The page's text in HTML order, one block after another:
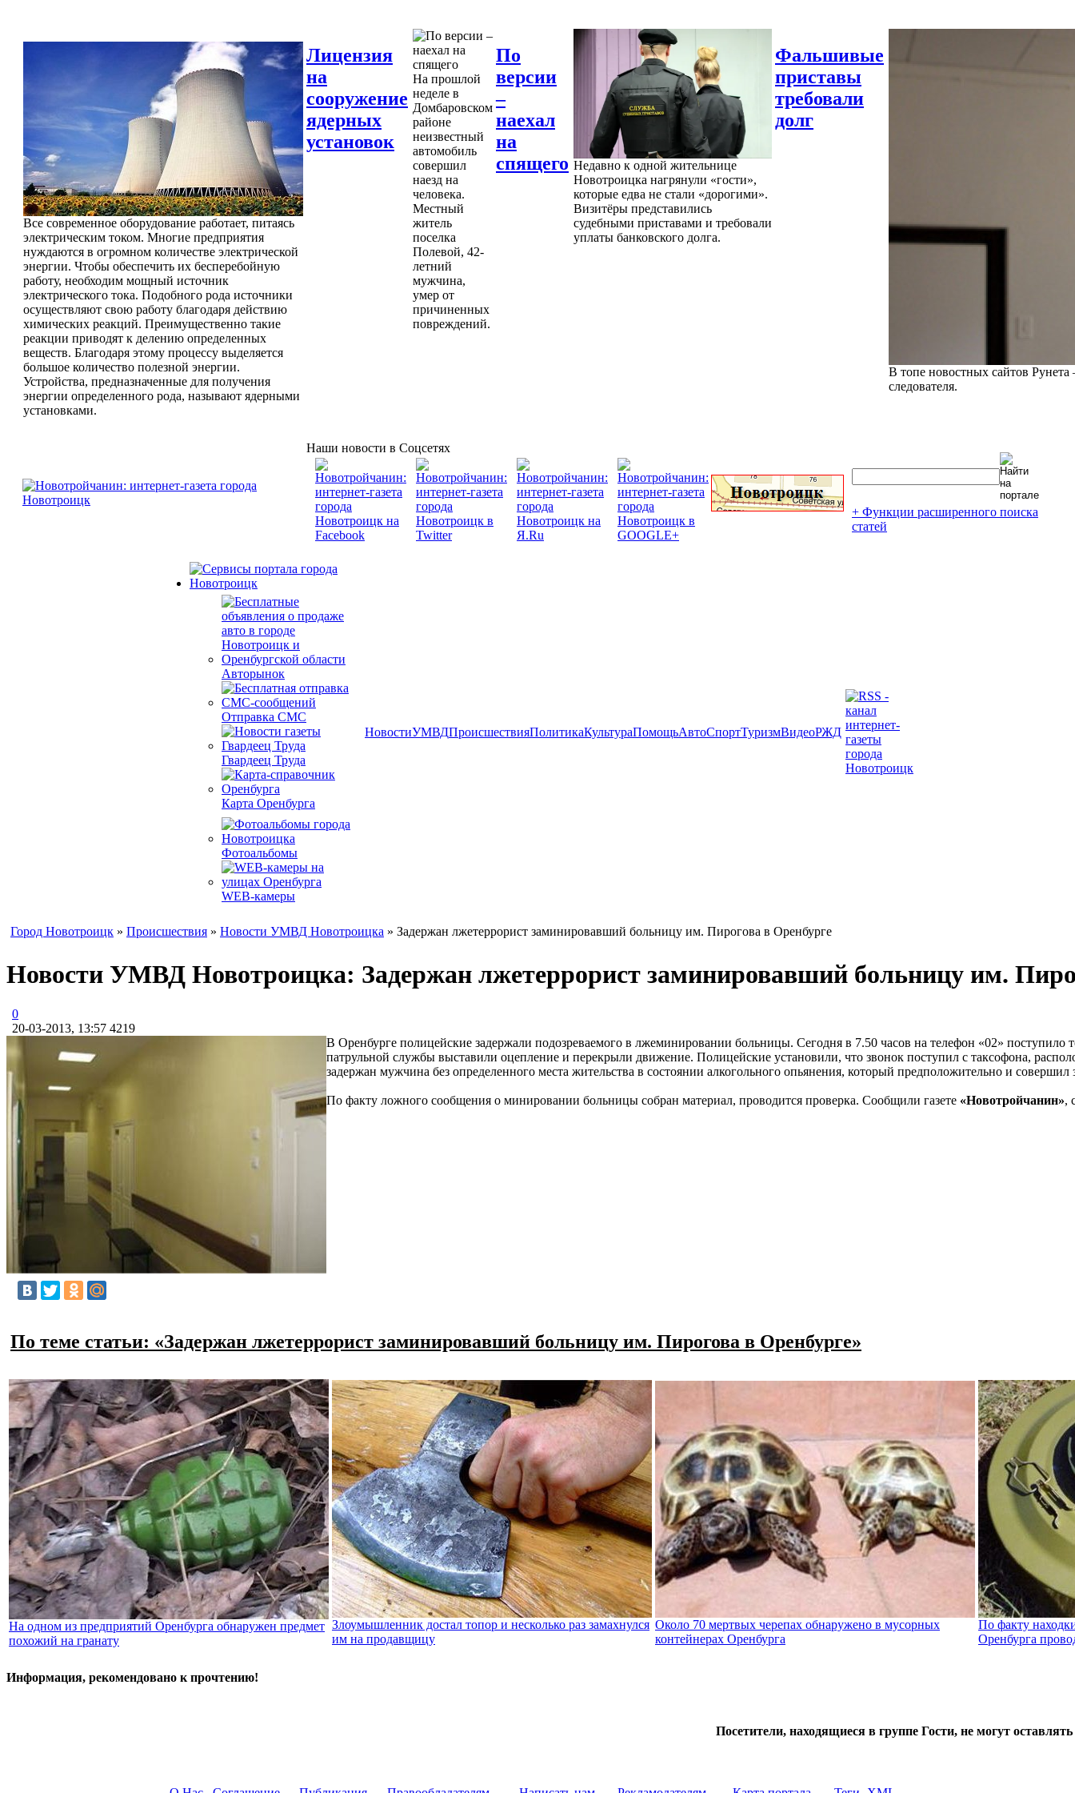
Все современное оборудование работает, питаясь
электрическим током. Многие предприятия
нуждаются в огромном количестве электрической
энергии. Чтобы обеспечить их бесперебойную
работу, необходим мощный источник
электрического тока. Подобного рода источники
осуществляют свою работу благодаря действию
химических реакций. Преимущественно такие
реакции приводят к делению определенных
веществ. Благодаря этому процессу выделяется
большое количество полезной энергии.
Устройства, предназначенные для получения
энергии определенного рода, называют ядерными
установками.
Лицензия
на
сооружение
ядерных
установок
На прошлой
неделе в
Домбаровском
районе
неизвестный
автомобиль
совершил
наезд на
человека.
Местный
житель
поселка
Полевой, 42-
летний
мужчина,
умер от
причиненных
повреждений.
По
версии
–
наехал
на
спящего Недавно к одной жительнице
Новотроицка нагрянули «гости»,
которые едва не стали «дорогими».
Визитёры представились
судебными приставами и требовали
уплаты банковского долга.
Фальшивые
приставы
требовали
долг
В топе новостных сайтов Рунета
следователя.
Наши новости в Соцсетях
+ Функции расширенного поиска
статей
Авторынок
Отправка СМС
Гвардеец Труда
Карта Оренбурга
Фотоальбомы
WEB-камеры
НовостиУМВДПроисшествияПолитикаКультураПомощьАвтоСпортТуризмВидеоРЖД
Город Новотроицк » Происшествия » Новости УМВД Новотроицка » Задержан лжетеррорист заминировавший больницу им. Пирогова в Оренбурге
Новости УМВД Новотроицка: Задержан лжетеррорист заминировавший больницу им.
0
20-03-2013, 13:57 4219
В Оренбурге полицейские задержали подозреваемого в лжеминировании больницы. Сегодня в 7.50 часов на телефон «02»
патрульной службы выставили оцепление и перекрыли движение. Полицейские установили, что звонок поступил с таксофона,
задержан мужчина без определенного места жительства в состоянии алкогольного опьянения, который предположительно и совершил
По факту ложного сообщения о минировании больницы собран материал, проводится проверка. Сообщили газете «Новотройчанин»,
По теме статьи: «Задержан лжетеррорист заминировавший больницу им. Пирогова в Оренбурге»
На одном из предприятий Оренбурга обнаружен предмет
похожий на гранату
Злоумышленник достал топор и несколько раз замахнулся
им на продавщицу
Около 70 мертвых черепах обнаружено в мусорных
контейнерах Оренбурга
По факту
Оренбурга
Информация, рекомендовано к прочтению!
Посетители, находящиеся в группе Гости, не могут